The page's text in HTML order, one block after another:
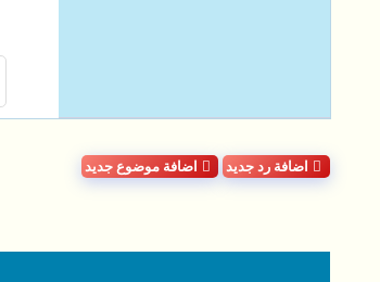
اضافة رد جديد اضافة موضوع جديد